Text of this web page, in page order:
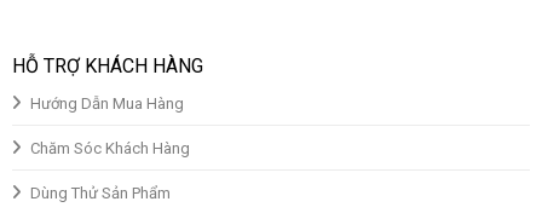
HỖ TRỢ KHÁCH HÀNG
Hướng Dẫn Mua Hàng
Chăm Sóc Khách Hàng
Dùng Thử Sản Phẩm